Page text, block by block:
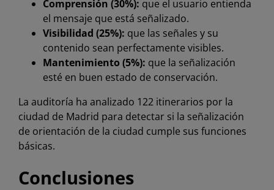
Comprensión (30%): que el usuario entienda
el mensaje que está señalizado.
Visibilidad (25%): que las señales y su
contenido sean perfectamente visibles.
Mantenimiento (5%): que la señalización
esté en buen estado de conservación.
La auditoría ha analizado 122 itinerarios por la
ciudad de Madrid para detectar si la señalización
de orientación de la ciudad cumple sus funciones
básicas.
Conclusiones